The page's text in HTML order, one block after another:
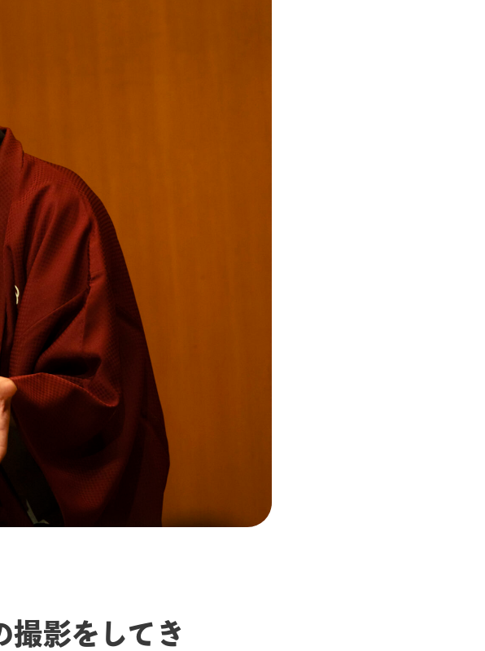
撮影をしてき